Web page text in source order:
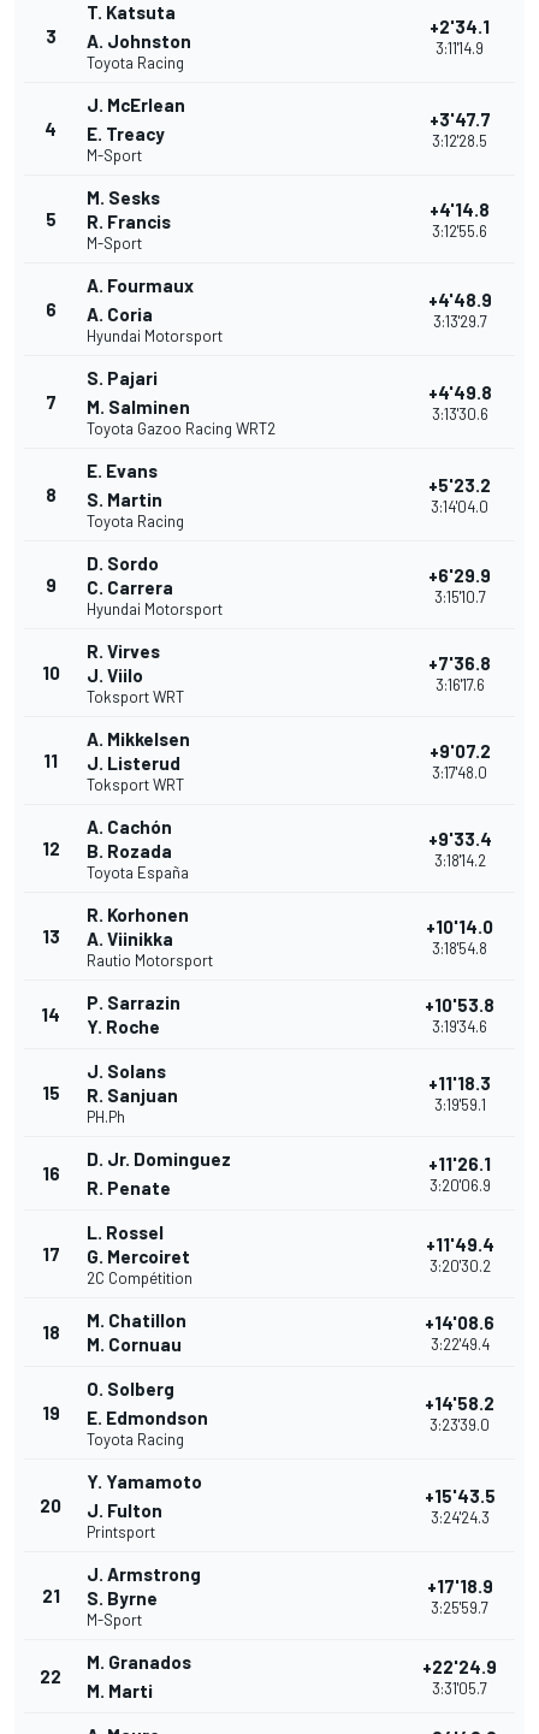
3
T. Katsuta
A. Johnston
Toyota Racing
+2'34.1
3:11'14.9
4
J. McErlean
E. Treacy
M-Sport
+3'47.7
3:12'28.5
5
M. Sesks
R. Francis
M-Sport
+4'14.8
3:12'55.6
6
A. Fourmaux
A. Coria
Hyundai Motorsport
+4'48.9
3:13'29.7
7
S. Pajari
M. Salminen
Toyota Gazoo Racing WRT2
+4'49.8
3:13'30.6
8
E. Evans
S. Martin
Toyota Racing
+5'23.2
3:14'04.0
9
D. Sordo
C. Carrera
Hyundai Motorsport
+6'29.9
3:15'10.7
10
R. Virves
J. Viilo
Toksport WRT
+7'36.8
3:16'17.6
11
A. Mikkelsen
J. Listerud
Toksport WRT
+9'07.2
3:17'48.0
12
A. Cachón
B. Rozada
Toyota España
+9'33.4
3:18'14.2
13
R. Korhonen
A. Viinikka
Rautio Motorsport
+10'14.0
3:18'54.8
14
P. Sarrazin
Y. Roche
+10'53.8
3:19'34.6
15
J. Solans
R. Sanjuan
PH.Ph
+11'18.3
3:19'59.1
16
D. Jr. Dominguez
R. Penate
+11'26.1
3:20'06.9
17
L. Rossel
G. Mercoiret
2C Compétition
+11'49.4
3:20'30.2
18
M. Chatillon
M. Cornuau
+14'08.6
3:22'49.4
19
O. Solberg
E. Edmondson
Toyota Racing
+14'58.2
3:23'39.0
20
Y. Yamamoto
J. Fulton
Printsport
+15'43.5
3:24'24.3
21
J. Armstrong
S. Byrne
M-Sport
+17'18.9
3:25'59.7
22
M. Granados
M. Marti
+22'24.9
3:31'05.7